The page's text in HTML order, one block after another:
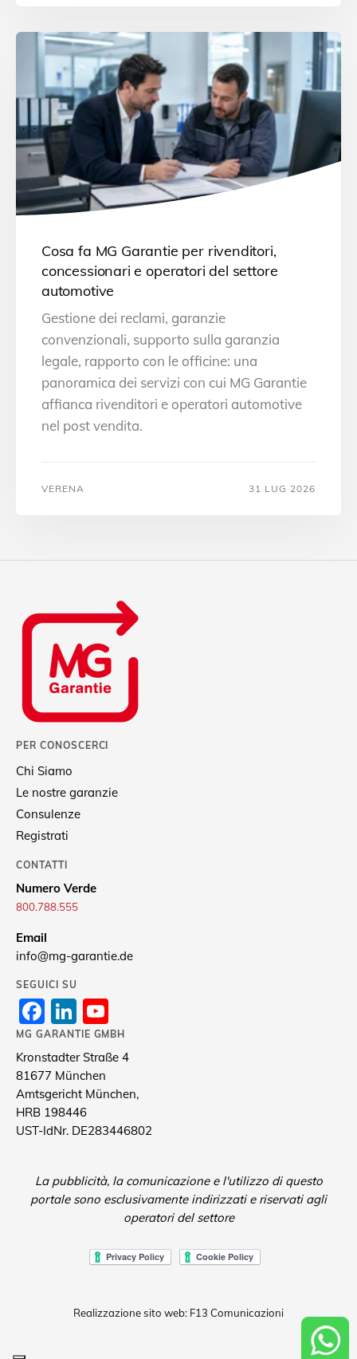
Cosa fa MG Garantie per rivenditori,
concessionari e operatori del settore
automotive
Gestione dei reclami, garanzie
convenzionali, supporto sulla garanzia
legale, rapporto con le officine: una
panoramica dei servizi con cui MG Garantie
affianca rivenditori e operatori automotive
nel post vendita.
VERENA 31 LUG 2026
PER CONOSCERCI
Chi Siamo
Le nostre garanzie
Consulenze
Registrati
CONTATTI
Numero Verde
800.788.555
Email
info@mg-garantie.de
SEGUICI SU
Facebook
LinkedIn
Channel
MG GARANTIE GMBH
Kronstadter Straße 4
81677 München
Amtsgericht München,
HRB 198446
UST-IdNr. DE283446802
La pubblicità, la comunicazione e l'utilizzo di questo
portale sono esclusivamente indirizzati e riservati agli
operatori del settore
Realizzazione sito web: F13 Comunicazioni